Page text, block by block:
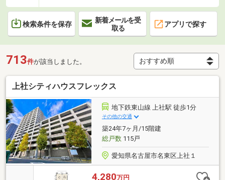
検索条件を保存
新着メールを受
取る
アプリで探す
713件が該当しました。
上社シティハウスフレックス
地下鉄東山線 上社駅 徒歩1分
その他の交通
築24年7ヶ月/15階建
総戸数115戸
愛知県名古屋市名東区上社１
4,280万円